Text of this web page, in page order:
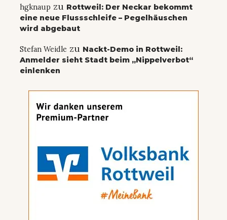
hgknaup zu Rottweil: Der Neckar bekommt
eine neue Flussschleife – Pegelhäuschen
wird abgebaut
Stefan Weidle zu Nackt-Demo in Rottweil:
Anmelder sieht Stadt beim „Nippelverbot“
einlenken